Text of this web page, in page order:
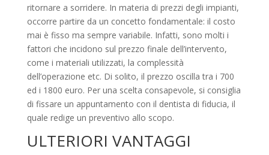
ritornare a sorridere. In materia di prezzi degli impianti,
occorre partire da un concetto fondamentale: il costo
mai è fisso ma sempre variabile. Infatti, sono molti i
fattori che incidono sul prezzo finale dell’intervento,
come i materiali utilizzati, la complessità
dell’operazione etc. Di solito, il prezzo oscilla tra i 700
ed i 1800 euro. Per una scelta consapevole, si consiglia
di fissare un appuntamento con il dentista di fiducia, il
quale redige un preventivo allo scopo.
ULTERIORI VANTAGGI